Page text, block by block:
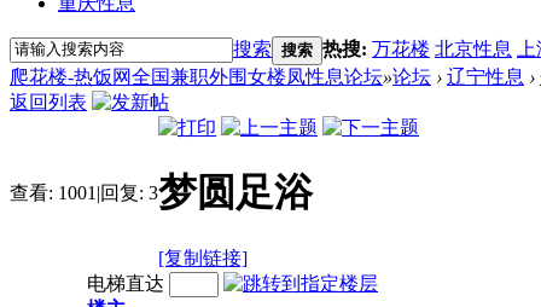
搜索 搜索 热搜: 万花楼 北京性息
爬花楼-热饭网全国兼职外围女楼凤性息论坛»论坛 › 辽宁性息 ›
返回列表
查看: 1001 |回复: 3梦圆足浴
[复制链接]
电梯直达